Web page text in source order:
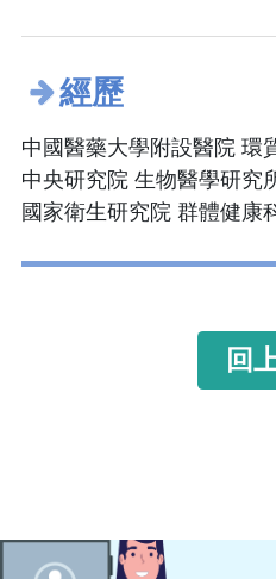
經歷
中國醫藥大學附設醫院 環
中央研究院 生物醫學研究
國家衛生研究院 群體健康
回